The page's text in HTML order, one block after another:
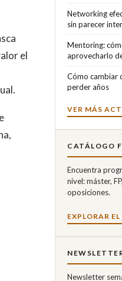
el
Networking
sin parecer
Mentoring:
aprovecharlo
Cómo cambiar
perder años
VER MÁS
CATÁLOGO
Encuentra
nivel: máster,
oposiciones.
EXPLORAR
Newsletter